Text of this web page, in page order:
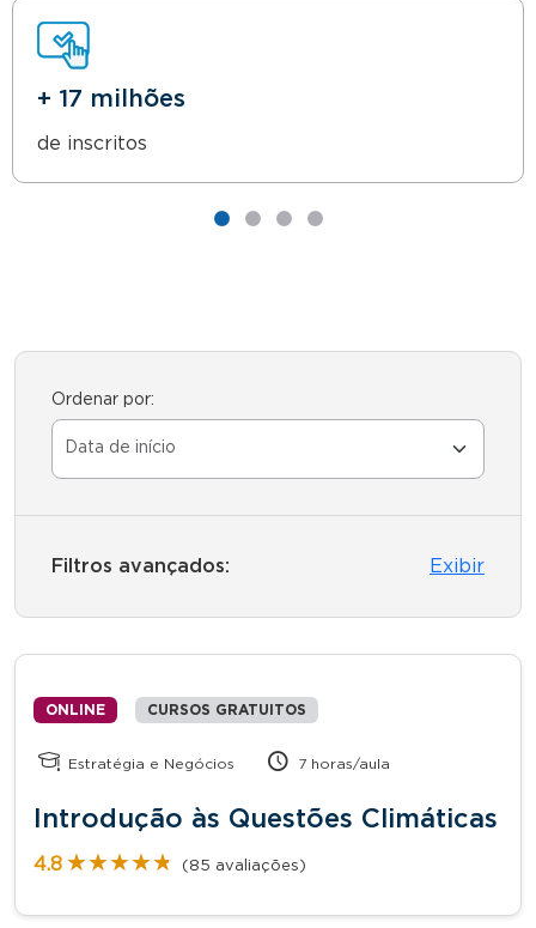
+ 17 milhões
de inscritos
Ordenar por:
Filtros avançados: Exibir
ONLINE CURSOS GRATUITOS
Estratégia e Negócios 7 horas/aula
Introdução às Questões Climáticas
4.8 ★★★★★
★★★★★ (85 avaliações)